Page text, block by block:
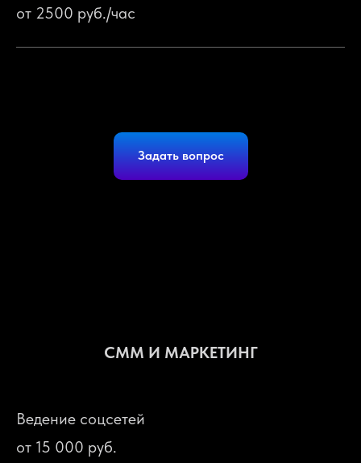
от 2500 руб./час
Задать вопрос
СММ И МАРКЕТИНГ
Ведение соцсетей
от 15 000 руб.